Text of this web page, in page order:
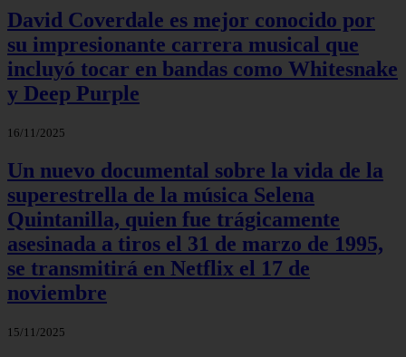
David Coverdale es mejor conocido por
su impresionante carrera musical que
incluyó tocar en bandas como Whitesnake
y Deep Purple
16/11/2025
Un nuevo documental sobre la vida de la
superestrella de la música Selena
Quintanilla, quien fue trágicamente
asesinada a tiros el 31 de marzo de 1995,
se transmitirá en Netflix el 17 de
noviembre
15/11/2025